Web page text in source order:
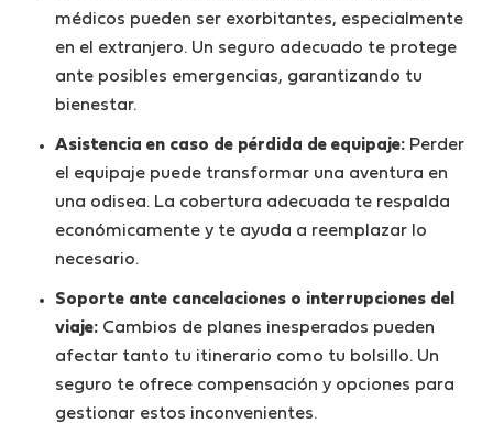
médicos pueden ser exorbitantes, especialmente
en el extranjero. Un seguro adecuado te protege
ante posibles emergencias, garantizando tu
bienestar.
Asistencia en caso de pérdida de equipaje: Perder
el equipaje puede transformar una aventura en
una odisea. La cobertura adecuada te respalda
económicamente y te ayuda a reemplazar lo
necesario.
Soporte ante cancelaciones o interrupciones del
viaje: Cambios de planes inesperados pueden
afectar tanto tu itinerario como tu bolsillo. Un
seguro te ofrece compensación y opciones para
gestionar estos inconvenientes.